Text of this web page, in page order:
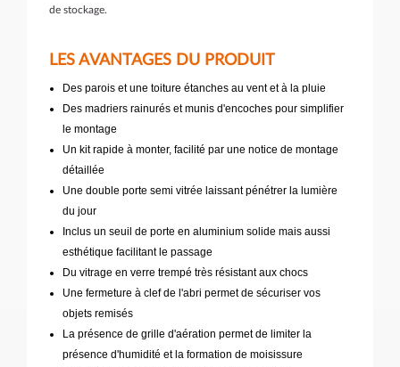
de stockage.
LES AVANTAGES DU PRODUIT
Des parois et une toiture étanches au vent et à la pluie
Des madriers rainurés et munis d'encoches pour simplifier
le montage
Un kit rapide à monter, facilité par une notice de montage
détaillée
Une double porte semi vitrée laissant pénétrer la lumière
du jour
Inclus un seuil de porte en aluminium solide mais aussi
esthétique facilitant le passage
Du vitrage en verre trempé très résistant aux chocs
Une fermeture à clef de l'abri permet de sécuriser vos
objets remisés
La présence de grille d'aération permet de limiter la
présence d'humidité et la formation de moisissure